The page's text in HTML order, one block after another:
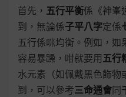
首先， 五行平衡係《神峯
到，無論係子平八字定係
五行係咪均衡。例如，
容易暴躁，咁就要用 五行
水元素（如佩戴黑色飾物
到，可以參考三命通會同